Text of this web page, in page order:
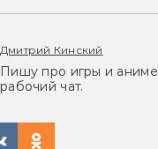
Дмитрий Кинский
Пишу про игры и
рабочий чат.